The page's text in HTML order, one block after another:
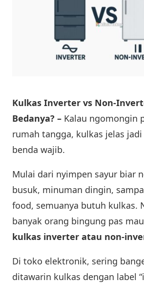
Kulkas Inverter vs Non-
Bedanya? – Kalau ngomongin
rumah tangga, kulkas jelas
benda wajib.
Mulai dari nyimpen sayur biar
busuk, minuman dingin,
food, semuanya butuh kulkas.
banyak orang bingung pas
kulkas inverter atau non-
Di toko elektronik, sering
ditawarin kulkas dengan label